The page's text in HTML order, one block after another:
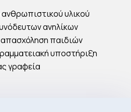
υλικού
ανηλίκων
απασχόληση παιδιών
υποστήριξη
γραφεία